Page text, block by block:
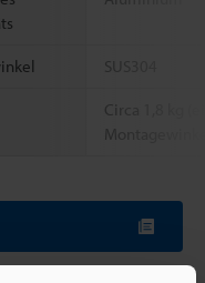
SUS304
Circa 1,8 kg